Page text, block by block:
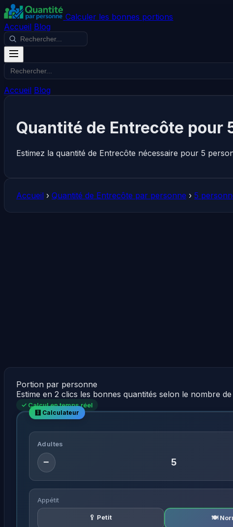
Calculer les bonnes portions
Accueil Blog
Accueil Blog
Quantité de Entrecôte pour
Estimez la quantité de Entrecôte nécessaire pour 5
Accueil › Quantité de Entrecôte par personne › 5
Portion par personne
Estime en 2 clics les bonnes quantités selon le nombre
✓ Calcul en temps réel
Adultes
−
Appétit
🥄 Petit 🍽️